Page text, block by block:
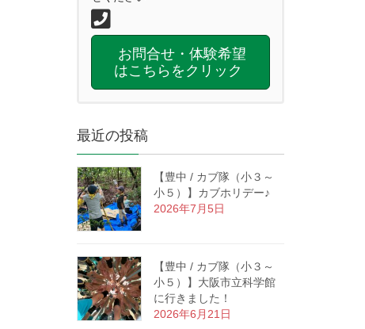
お問合せ・体験希望
はこちらをクリック
最近の投稿
【豊中 / カブ隊（小３～
小５）】カブホリデー♪
2026年7月5日
【豊中 / カブ隊（小３～
小５）】大阪市立科学館
に行きました！
2026年6月21日